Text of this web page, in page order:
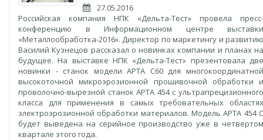
27.05.2016
Российская компания НПК «Дельта-Тест» провела пресс-
конференцию в Информационном центре выставки
«Металлообработка-2016». Директор по маркетингу и развитию
Василий Кузнецов рассказал о новинках компании и планах на
будущее. На выставке НПК «Дельта-Тест» презентовала две
новинки - станок модели АРТА С60 для многокоординатной
высокоточной микроэрозионной прошивочной обработки и
проволочно-вырезной станок АРТА 454 с ультрапрецизионного
класса для применения в самых требовательных областях
электроэрозионной обработки материалов. Модель АРТА 454 С
будет выведена на серийное производство уже в четвертом
квартале этого года.